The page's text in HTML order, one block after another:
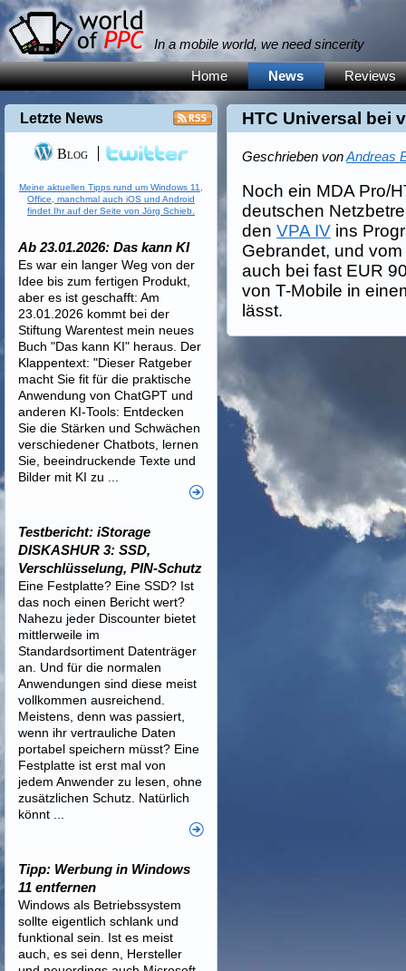
In a mobile world, we need sincerity
Home News Reviews
HTC Universal bei
Geschrieben vonAndreas
Noch ein MDA Pro/
deutschen
denVPA IV ins
Gebrandet, und
auch bei fast EUR
von T-Mobile in
lässt.
Letzte News
Blog
Meine aktuellen Tipps rund um Windows 11,
Office, manchmal auch iOS und Android
findet Ihr auf der Seite von Jörg Schieb.
Ab 23.01.2026: Das kann KI
Es war ein langer Weg von der
Idee bis zum fertigen Produkt,
aber es ist geschafft: Am
23.01.2026 kommt bei der
Stiftung Warentest mein neues
Buch "Das kann KI" heraus. Der
Klappentext: "Dieser Ratgeber
macht Sie fit für die praktische
Anwendung von ChatGPT und
anderen KI-Tools: Entdecken
Sie die Stärken und Schwächen
verschiedener Chatbots, lernen
Sie, beeindruckende Texte und
Bilder mit KI zu ...
Testbericht: iStorage
DISKASHUR 3: SSD,
Verschlüsselung, PIN-Schutz
Eine Festplatte? Eine SSD? Ist
das noch einen Bericht wert?
Nahezu jeder Discounter bietet
mittlerweile im
Standardsortiment Datenträger
an. Und für die normalen
Anwendungen sind diese meist
vollkommen ausreichend.
Meistens, denn was passiert,
wenn ihr vertrauliche Daten
portabel speichern müsst? Eine
Festplatte ist erst mal von
jedem Anwender zu lesen, ohne
zusätzlichen Schutz. Natürlich
könnt ...
Tipp: Werbung in Windows
11 entfernen
Windows als Betriebssystem
sollte eigentlich schlank und
funktional sein. Ist es meist
auch, es sei denn, Hersteller